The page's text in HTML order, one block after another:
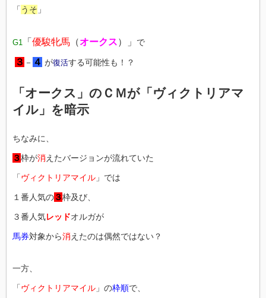
「 うそ 」
G1 「 優駿牝馬 （オークス）」 で
３ － ４ が復活する可能性も！？
「オークス」のＣＭが「ヴィクトリアマ
イル」を暗示
ちなみに、
３枠が消えたバージョンが流れていた
「ヴィクトリアマイル 」では
１番人気の３枠及び、
３番人気レッドオルガが
馬券対象から消えたのは偶然ではない？
一方、
「ヴィクトリアマイル 」の枠順で、